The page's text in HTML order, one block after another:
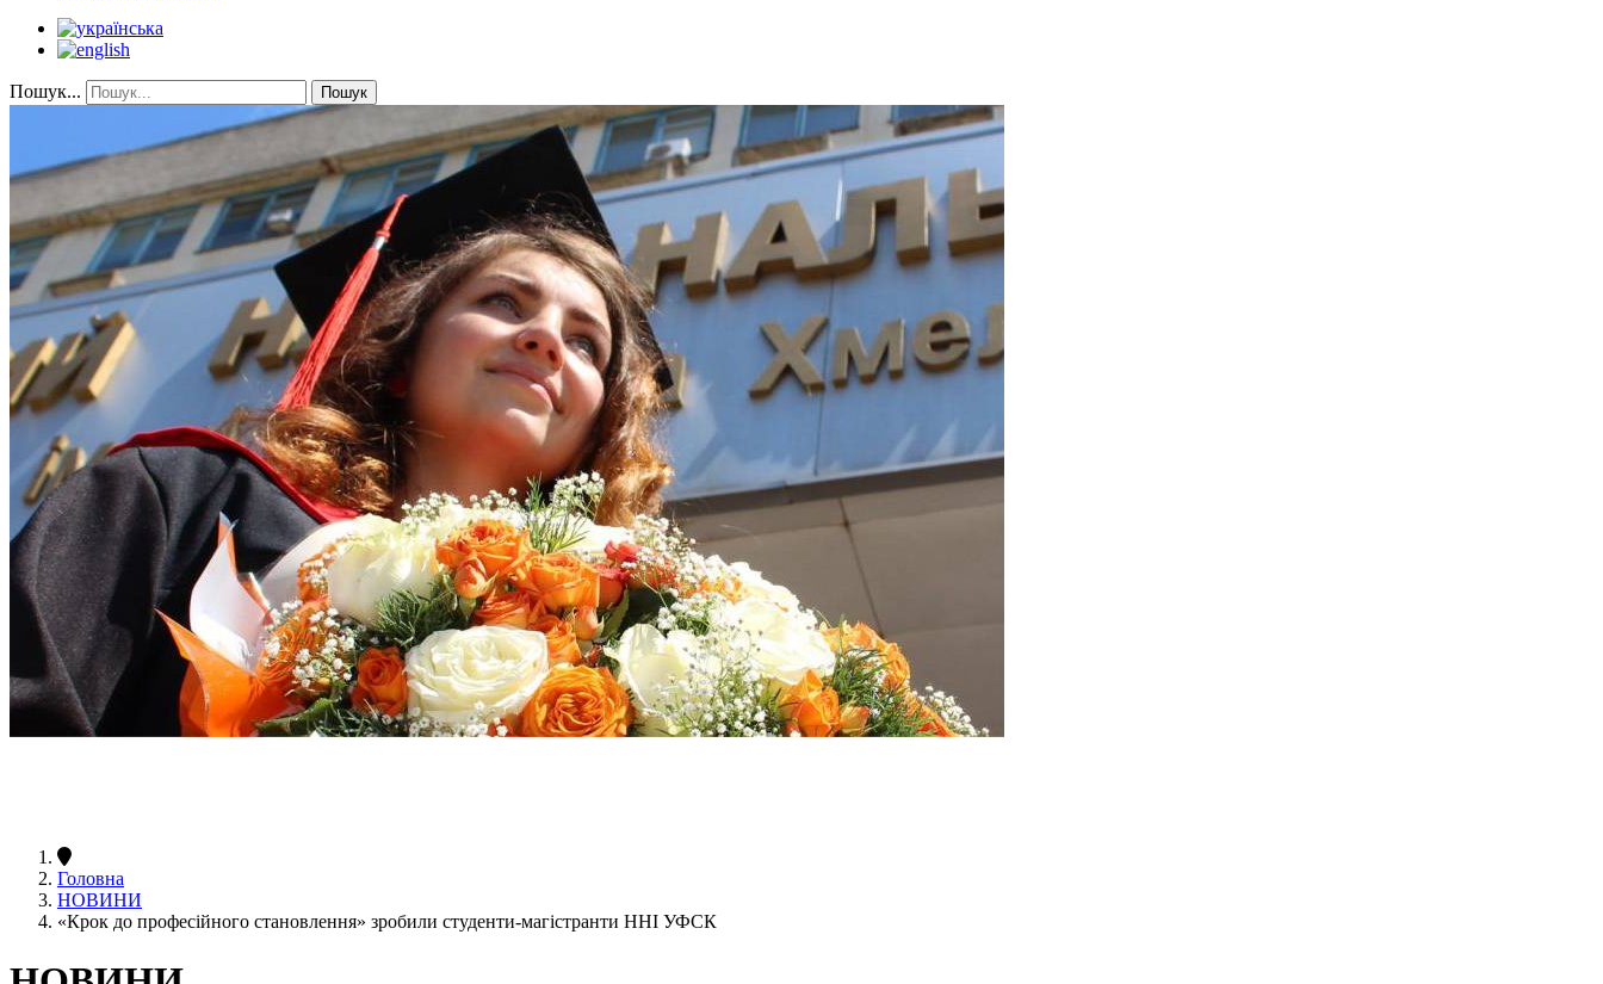
Пошук... Пошук
Головна
НОВИНИ
«Крок до професійного становлення» зробили студенти-магістранти ННІ УФСК